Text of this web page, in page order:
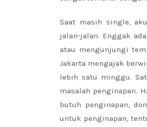
Saat masih single,
jalan-jalan. Enggak
atau mengunjungi
Jakarta mengajak
lebih satu minggu.
masalah penginapan.
butuh penginapan,
untuk penginapan,